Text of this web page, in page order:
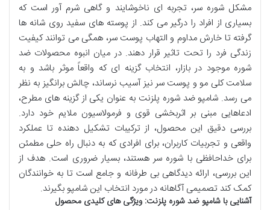
مشکل شوره سر، تجربه ای ناخوشایند و گاهی شرم آور است که
بسیاری از افراد را درگیر می کند. از پوسته های سفید روی شانه ها
گرفته تا خارش مداوم و التهاب پوست سر، همگی می توانند کیفیت
زندگی فرد را تحت تاثیر قرار دهند. در میان انبوه محصولات ضد
شوره موجود در بازار، انتخاب گزینه ای که واقعاً موثر باشد و به
سلامت کلی مو و پوست سر نیز آسیب نرساند، چالش برانگیز به نظر
می رسد. شامپو ضد شوره پلزنت به عنوان یکی از گزینه های مطرح،
ادعاهایی مبنی بر اثربخشی قوی و فرمولاسیون ملایم خود دارد.
بررسی دقیق این محصول، از ترکیبات تشکیل دهنده تا عملکرد
واقعی و تجربیات کاربران، برای افرادی که به دنبال راه حلی مطمئن
برای خداحافظی با شوره سر هستند، بسیار ضروری است. هدف از
این بررسی، ارائه دیدگاهی بی طرفانه و جامع است تا به خوانندگان
کمک کند تصمیمی آگاهانه در مورد انتخاب این شامپو بگیرند.
آشنایی با شامپو ضد شوره پلزنت: ویژگی های کلیدی محصول